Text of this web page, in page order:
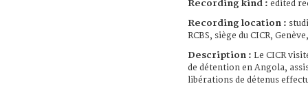
Recording kind : edited
Recording location :
RCBS, siège du CICR,
Description : Le CICR
de détention en Angola,
libérations de détenus